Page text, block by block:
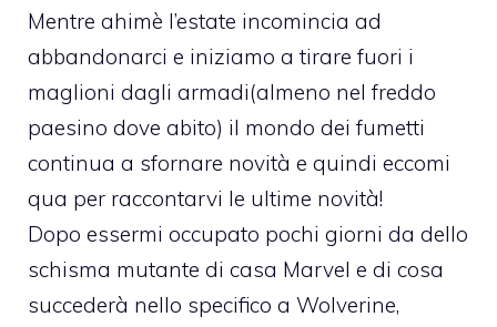
Mentre ahimè l’estate incomincia ad
abbandonarci e iniziamo a tirare fuori i
maglioni dagli armadi(almeno nel freddo
paesino dove abito) il mondo dei fumetti
continua a sfornare novità e quindi eccomi
qua per raccontarvi le ultime novità!
Dopo essermi occupato pochi giorni da dello
schisma mutante di casa Marvel e di cosa
succederà nello specifico a Wolverine,